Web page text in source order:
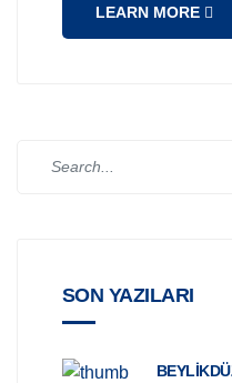
LEARN MORE
SON YAZILARI